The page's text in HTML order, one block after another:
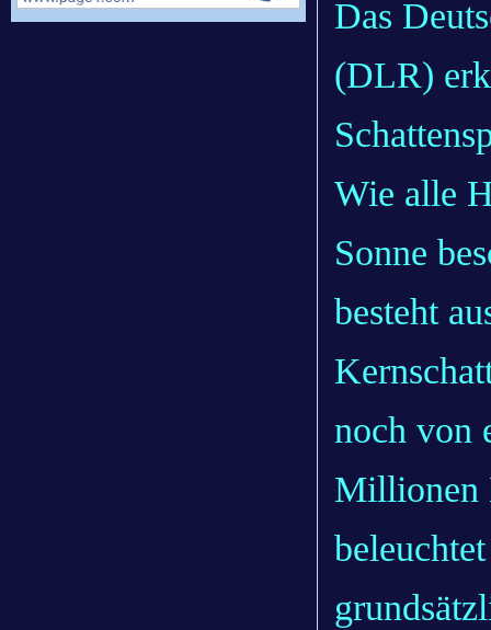
Das
(DLR)
Wie alle
Sonne
besteht
noch von
Millionen